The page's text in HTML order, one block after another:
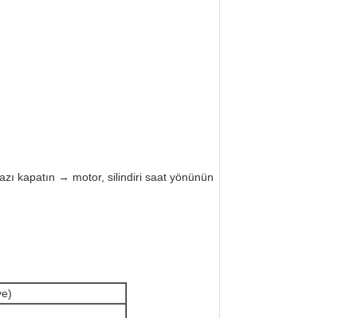
kapatın → motor, silindiri saat yönünün